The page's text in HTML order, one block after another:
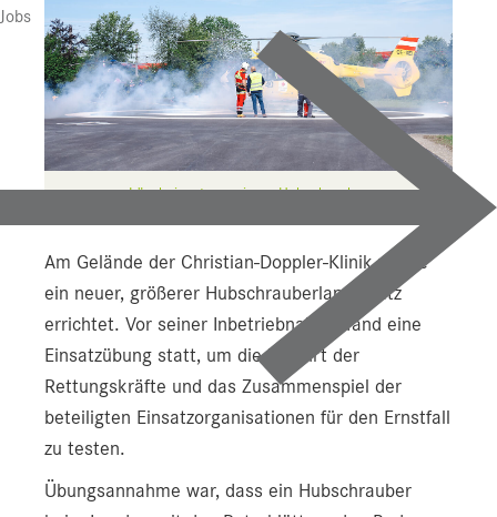
Jobs SA für Neuroanästhesie
LKH
HAL
STV
UI f. Sportmedizin
Downloads
Pressebilder
YOUNG.HOPE
Löscheinsatz an einem Hubschrauber
Am Gelände der Christian-Doppler-Klinik wurde
ein neuer, größerer Hubschrauberlandeplatz
errichtet. Vor seiner Inbetriebnahme fand eine
Einsatzübung statt, um die Zufahrt der
Rettungskräfte und das Zusammenspiel der
beteiligten Einsatzorganisationen für den Ernstfall
zu testen.
Übungsannahme war, dass ein Hubschrauber